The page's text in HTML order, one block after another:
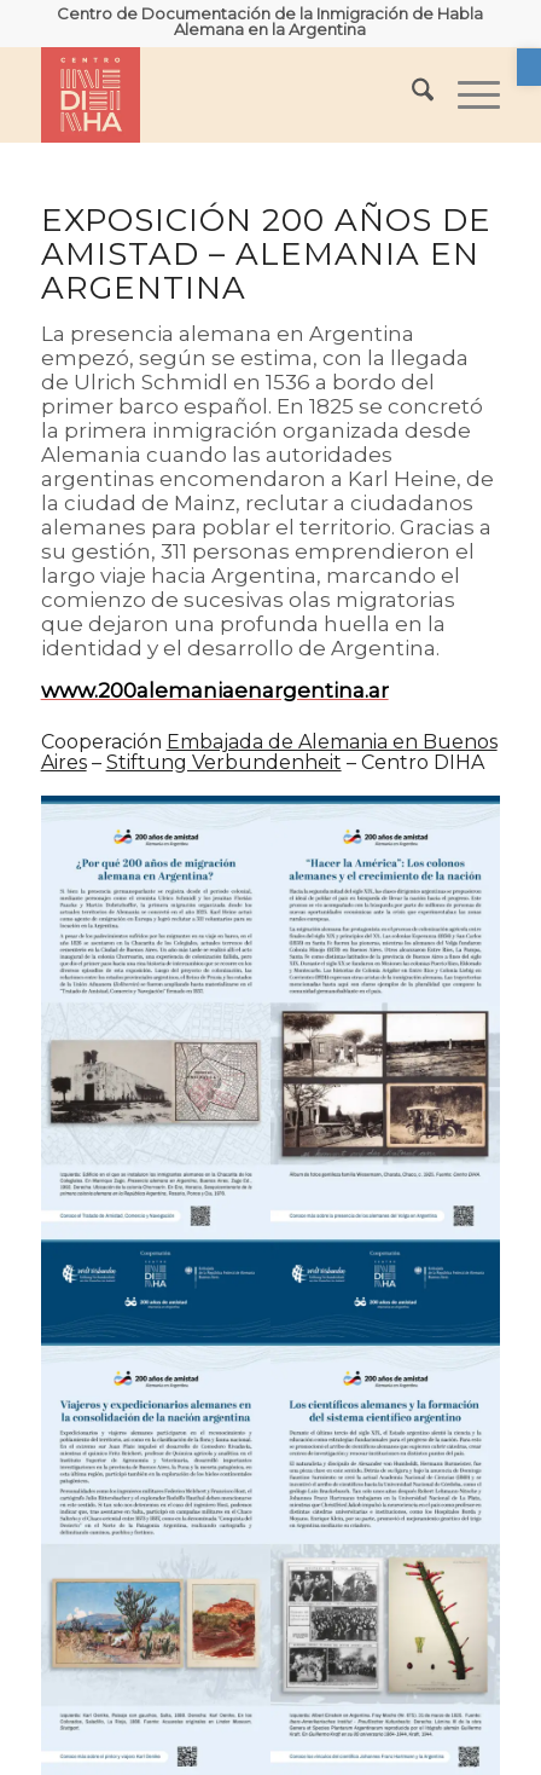
Centro de Documentación de la Inmigración de Habla
Alemana en la Argentina
EXPOSICIÓN 200 AÑOS DE
AMISTAD – ALEMANIA EN
ARGENTINA
La presencia alemana en Argentina
empezó, según se estima, con la llegada
de Ulrich Schmidl en 1536 a bordo del
primer barco español. En 1825 se concretó
la primera inmigración organizada desde
Alemania cuando las autoridades
argentinas encomendaron a Karl Heine, de
la ciudad de Mainz, reclutar a ciudadanos
alemanes para poblar el territorio. Gracias a
su gestión, 311 personas emprendieron el
largo viaje hacia Argentina, marcando el
comienzo de sucesivas olas migratorias
que dejaron una profunda huella en la
identidad y el desarrollo de Argentina.
www.200alemaniaenargentina.ar
Cooperación Embajada de Alemania en Buenos
Aires– Stiftung Verbundenheit – Centro DIHA